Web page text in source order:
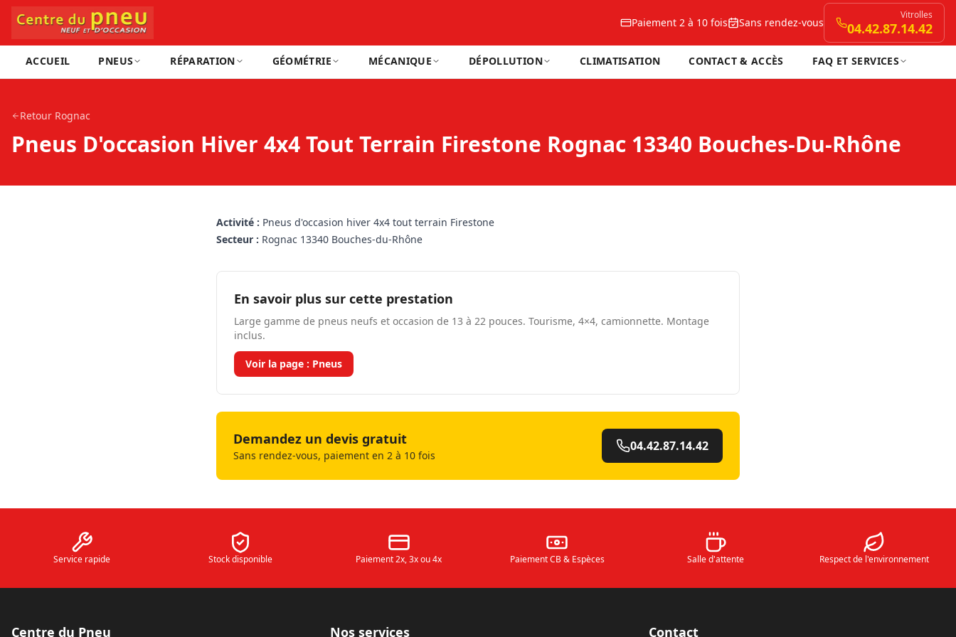
Paiement 2 à 10 fois Sans rendez-vous
Vitrolles
04.42.87.14.42
ACCUEIL PNEUS RÉPARATION GÉOMÉTRIE MÉCANIQUE DÉPOLLUTION CLIMATISATION CONTACT & ACCÈS FAQ ET SERVICES
Retour Rognac
Pneus D'occasion Hiver 4x4 Tout Terrain Firestone Rognac 13340 Bouches-Du-Rhône
Activité : Pneus d'occasion hiver 4x4 tout terrain Firestone
Secteur : Rognac 13340 Bouches-du-Rhône
En savoir plus sur cette prestation
Large gamme de pneus neufs et occasion de 13 à 22 pouces. Tourisme, 4×4, camionnette. Montage
inclus.
Voir la page : Pneus
Demandez un devis gratuit
Sans rendez-vous, paiement en 2 à 10 fois
04.42.87.14.42
Service rapide Stock disponible Paiement 2x, 3x ou 4x Paiement CB & Espèces Salle d'attente Respect de l'environnement
Centre du Pneu Nos services Contact